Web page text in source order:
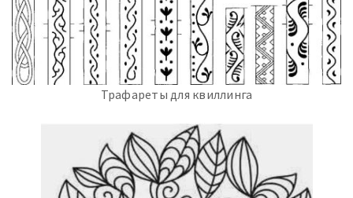
Трафареты для квиллинга